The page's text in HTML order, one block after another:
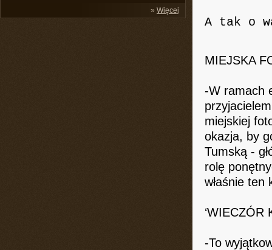
A tak o
MIEJSKA
-W ramach
miejskiej
okazja, by
Tumską -
rolę
właśnie ten
‘WIECZÓR
-To
» Więcej